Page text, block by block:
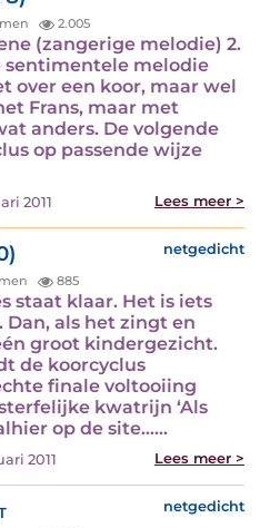
2.005
(zangerige melodie) 2.
sentimentele melodie
over een koor, maar wel
Frans, maar met
anders. De volgende
op passende wijze
2011 Lees meer >
netgedicht
885
staat klaar. Het is iets
als het zingt en
groot kindergezicht.
de koorcyclus
finale voltooiing
kwatrijn ‘Als
op de site……
2011 Lees meer >
netgedicht